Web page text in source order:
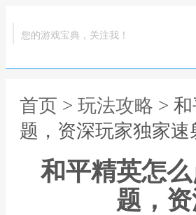
您的游戏宝典，关注我！
首页 > 玩法攻略 >
题，资深玩家独家速
和平精英怎
题，